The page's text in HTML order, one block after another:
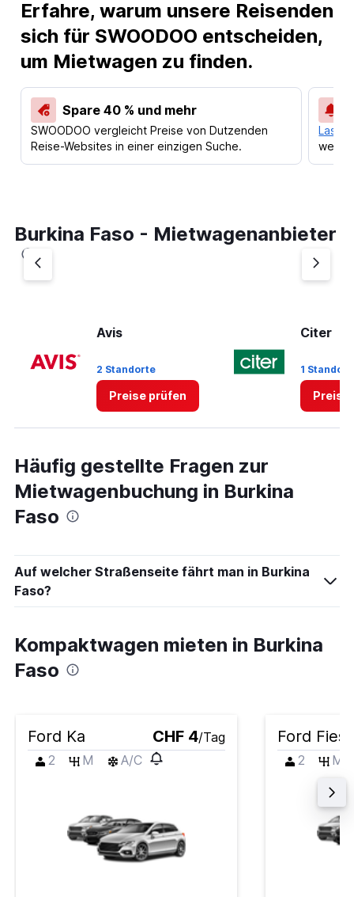
Erfahre, warum unsere Reisenden
sich für SWOODOO entscheiden,
um Mietwagen zu finden.
Spare 40 % und mehr
SWOODOO vergleicht Preise von Dutzenden
Reise-Websites in einer einzigen Suche.
Lass
Burkina Faso - Mietwagenanbieter
Avis
2 Standorte
Preise prüfen
Citer
1 Standort
Preise
Häufig gestellte Fragen zur
Mietwagenbuchung in Burkina
Faso
Auf welcher Straßenseite fährt man in Burkina
Faso?
Kompaktwagen mieten in Burkina
Faso
Ford Ka CHF 4/Tag
2
M A/C
Ford
2 M